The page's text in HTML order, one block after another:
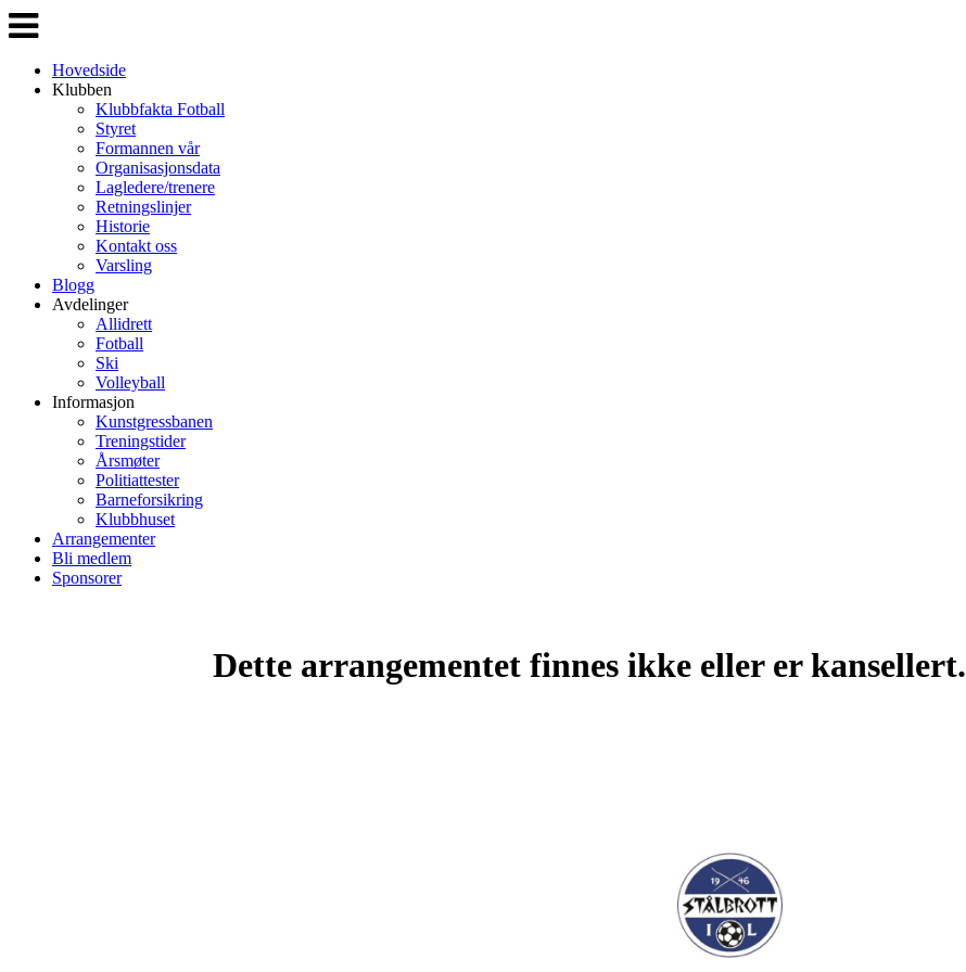
Veksle
navigasjon
Hovedside
Klubben
Klubbfakta Fotball
Styret
Formannen vår
Organisasjonsdata
Lagledere/trenere
Retningslinjer
Historie
Kontakt oss
Varsling
Blogg
Avdelinger
Allidrett
Fotball
Ski
Volleyball
Informasjon
Kunstgressbanen
Treningstider
Årsmøter
Politiattester
Barneforsikring
Klubbhuset
Arrangementer
Bli medlem
Sponsorer
Dette arrangementet finnes ikke eller er kansellert.